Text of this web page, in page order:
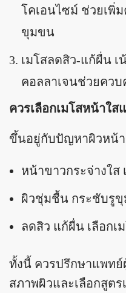
โคเอนไซม์ ช่วยเพิ่
ขุมขน
เมโสลดสิว-แก้ผื่น
คอลลาเจนช่วยคว
ควรเลือกเมโสหน้าใส
ขึ้นอยู่กับปัญหาผิวหน้า
หน้าขาวกระจ่างใส
ผิวชุ่มชื้น กระชับรูขุ
ลดสิว แก้ผื่น เลือกเ
ทั้งนี้ ควรปรึกษาแพท
สภาพผิวและเลือกสูต